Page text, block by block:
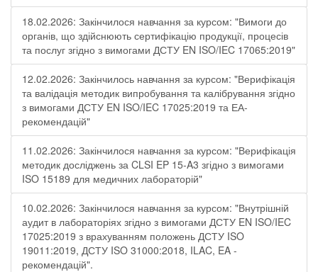
18.02.2026: Закінчилося навчання за курсом: "Вимоги до
органів, що здійснюють сертифікацію продукції, процесів
та послуг згідно з вимогами ДСТУ EN ISO/IEC 17065:2019"
12.02.2026: Закінчилось навчання за курсом: "Верифікація
та валідація методик випробування та калібрування згідно
з вимогами ДСТУ EN ISO/IEC 17025:2019 та ЕА-
рекомендацій"
11.02.2026: Закінчилося навчання за курсом: "Верифікація
методик досліджень за CLSI EP 15-A3 згідно з вимогами
ISO 15189 для медичних лабораторій"
10.02.2026: Закінчилося навчання за курсом: "Внутрішній
аудит в лабораторіях згідно з вимогами ДСТУ EN ISO/IEC
17025:2019 з врахуванням положень ДСТУ ISO
19011:2019, ДСТУ ISO 31000:2018, ILAC, EA -
рекомендацій".